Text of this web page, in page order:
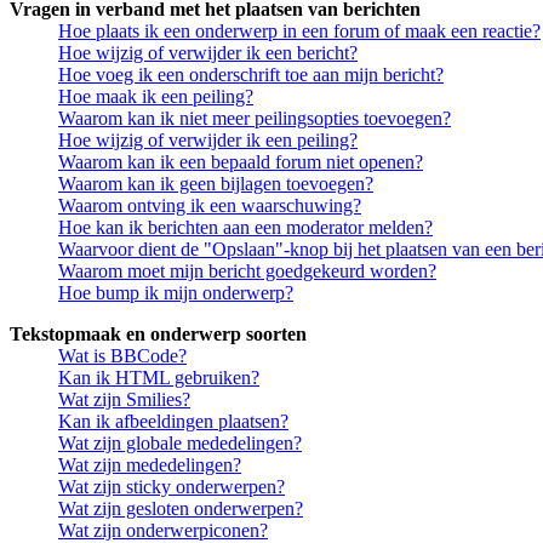
Vragen in verband met het plaatsen van berichten
Hoe plaats ik een onderwerp in een forum of maak een reactie?
Hoe wijzig of verwijder ik een bericht?
Hoe voeg ik een onderschrift toe aan mijn bericht?
Hoe maak ik een peiling?
Waarom kan ik niet meer peilingsopties toevoegen?
Hoe wijzig of verwijder ik een peiling?
Waarom kan ik een bepaald forum niet openen?
Waarom kan ik geen bijlagen toevoegen?
Waarom ontving ik een waarschuwing?
Hoe kan ik berichten aan een moderator melden?
Waarvoor dient de "Opslaan"-knop bij het plaatsen van een
Waarom moet mijn bericht goedgekeurd worden?
Hoe bump ik mijn onderwerp?
Tekstopmaak en onderwerp soorten
Wat is BBCode?
Kan ik HTML gebruiken?
Wat zijn Smilies?
Kan ik afbeeldingen plaatsen?
Wat zijn globale mededelingen?
Wat zijn mededelingen?
Wat zijn sticky onderwerpen?
Wat zijn gesloten onderwerpen?
Wat zijn onderwerpiconen?